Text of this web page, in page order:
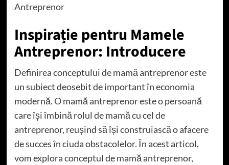
Antreprenor
Inspirație pentru Mamele
Antreprenor: Introducere
Definirea conceptului de mamă antreprenor este
un subiect deosebit de important în economia
modernă. O mamă antreprenor este o persoană
care își îmbină rolul de mamă cu cel de
antreprenor, reușind să își construiască o afacere
de succes în ciuda obstacolelor. În acest articol,
vom explora conceptul de mamă antreprenor,